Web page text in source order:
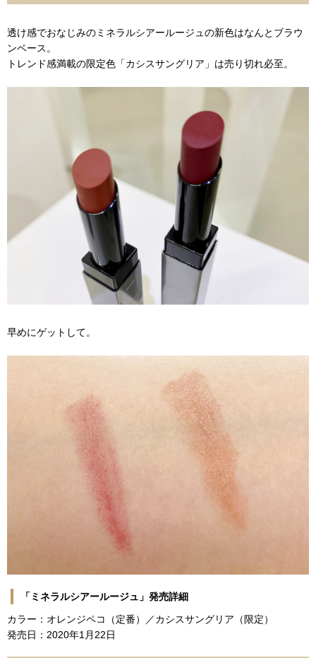
透け感でおなじみのミネラルシアールージュの新色はなんとブラウ
ンベース。
トレンド感満載の限定色「カシスサングリア」は売り切れ必至。
早めにゲットして。
「ミネラルシアールージュ」発売詳細
カラー：オレンジペコ（定番）／カシスサングリア（限定）
発売日：2020年1月22日